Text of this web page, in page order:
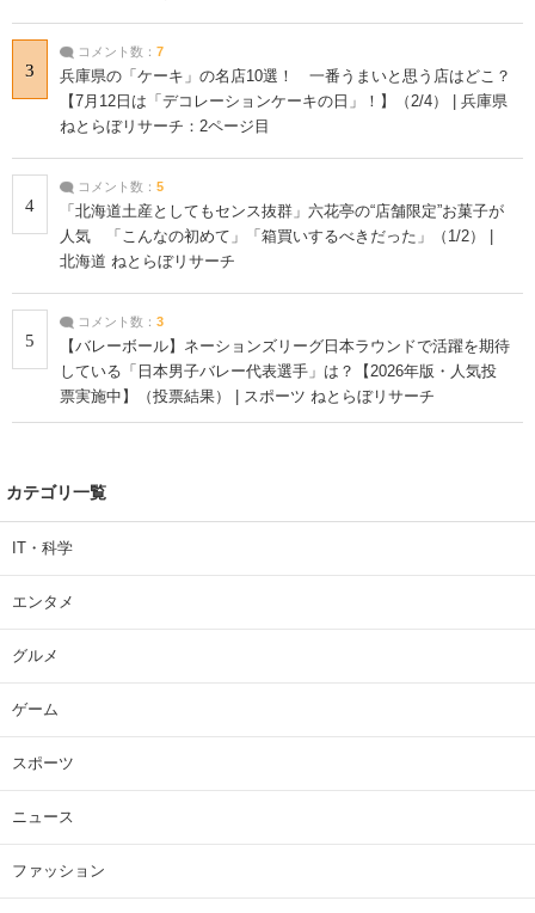
3
コメント数： 7
兵庫県の「ケーキ」の名店10選！ 一番うまいと思う店はどこ？
【7月12日は「デコレーションケーキの日」！】（2/4） | 兵庫県
ねとらぼリサーチ：2ページ目
4
コメント数： 5
「北海道土産としてもセンス抜群」六花亭の“店舗限定”お菓子が
人気 「こんなの初めて」「箱買いするべきだった」（1/2） |
北海道 ねとらぼリサーチ
5
コメント数： 3
【バレーボール】ネーションズリーグ日本ラウンドで活躍を期待
している「日本男子バレー代表選手」は？【2026年版・人気投
票実施中】（投票結果） | スポーツ ねとらぼリサーチ
カテゴリ一覧
IT・科学
エンタメ
グルメ
ゲーム
スポーツ
ニュース
ファッション